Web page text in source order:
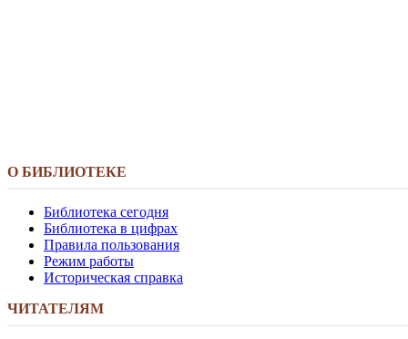
О БИБЛИОТЕКЕ
Библиотека сегодня
Библиотека в цифрах
Правила пользования
Режим работы
Историческая справка
ЧИТАТЕЛЯМ